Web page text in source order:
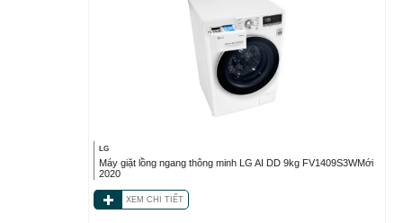
LG
Máy giặt lồng ngang thông minh LG AI DD 9kg FV1409S3WMới
2020
XEM CHI TIẾT